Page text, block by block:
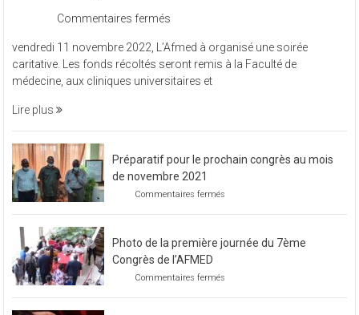
Commentaires fermés
à
organisé
une
vendredi 11 novembre 2022, L’Afmed à organisé une soirée
caritative. Les fonds récoltés seront remis à la Faculté de
médecine, aux cliniques universitaires et
Lire plus
Préparatif pour le prochain congrès au mois
de novembre 2021
Commentaires fermés
prochain
de
Photo de la première journée du 7ème
Congrès de l’AFMED
Commentaires fermés